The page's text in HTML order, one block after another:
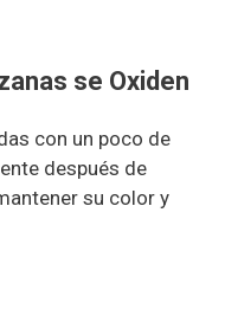
se Oxiden
con un poco de
después de
su color y